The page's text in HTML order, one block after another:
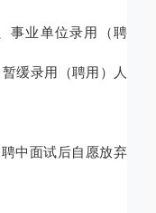
、事业单位录用 （聘
暂缓录用 （聘用） 人
中面试后自愿放弃